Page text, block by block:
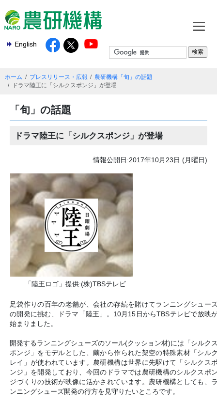
English
ホーム プレスリリース・広報
農研機構「旬」の話題
ドラマ陸王に「シルクスポンジ」が登場
「旬」の話題
ドラマ陸王に「シルクスポンジ」が登場
情報公開日:2017年10月23日 (月曜日)
「陸王ロゴ」提供:(株)TBSテレビ
足袋作りの百年の老舗が、会社の存続を賭けてランニングシュー
の開発に挑む、ドラマ「陸王」。10月15日からTBSテレビで放映
始まりました。
開発するランニングシューズのソール(クッション材)には「シルク
ポンジ」をモデルとした、繭から作られた架空の特殊素材「シル
レイ」が使われています。農研機構は世界に先駆けて「シルクス
ンジ」を開発しており、今回のドラマでは農研機構のシルクスポ
ジづくりの技術が映像に活かされています。農研機構としても、
ンニングシューズ開発の行方を見守りたいところです。